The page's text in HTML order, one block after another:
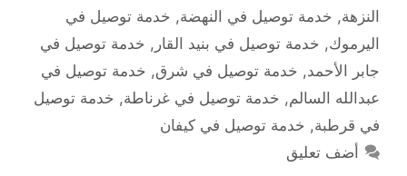
النزهة, خدمة توصيل في النهضة, خدمة توصيل في
اليرموك, خدمة توصيل في بنيد القار , خدمة توصيل في
جابر الأحمد, خدمة توصيل في شرق, خدمة توصيل في
عبدالله السالم, خدمة توصيل في غرناطة, خدمة توصيل
في قرطبة, خدمة توصيل في كيفان
أضف تعليق